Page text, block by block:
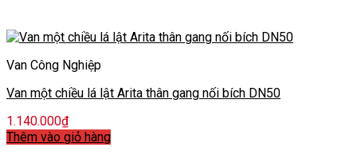
Van Công Nghiệp
Van một chiều lá lật Arita thân gang nối bích DN50
1.140.000₫
Thêm vào giỏ hàng